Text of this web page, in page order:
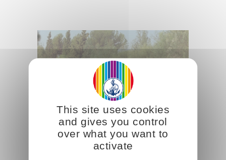
This site uses cookies
and gives you control
over what you want to
activate